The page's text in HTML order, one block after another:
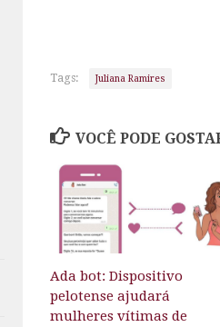
Tags: Juliana Ramires
VOCÊ PODE
Ada bot: Dispositivo
pelotense ajudará
mulheres vítimas de